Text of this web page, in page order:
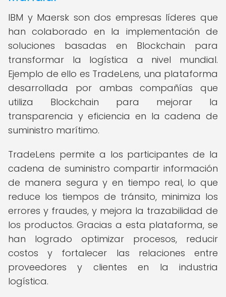
IBM y Maersk son dos empresas líderes que
han colaborado en la implementación de
soluciones basadas en Blockchain para
transformar la logística a nivel mundial.
Ejemplo de ello es TradeLens, una plataforma
desarrollada por ambas compañías que
utiliza Blockchain para mejorar la
transparencia y eficiencia en la cadena de
suministro marítimo.
TradeLens permite a los participantes de la
cadena de suministro compartir información
de manera segura y en tiempo real, lo que
reduce los tiempos de tránsito, minimiza los
errores y fraudes, y mejora la trazabilidad de
los productos. Gracias a esta plataforma, se
han logrado optimizar procesos, reducir
costos y fortalecer las relaciones entre
proveedores y clientes en la industria
logística.